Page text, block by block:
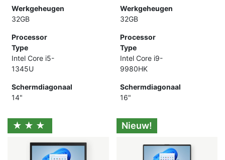
Werkgeheugen
32GB
Processor
Type
Intel Core i5-
1345U
Schermdiagonaal
14"
Werkgeheugen
32GB
Processor
Type
Intel Core i9-
9980HK
Schermdiagonaal
16"
★★★ Nieuw!